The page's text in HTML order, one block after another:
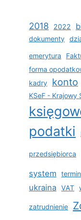
2018 2022
dokumenty
emerytura
forma
kadry
konto
KSeF - Krajowy
podatki
przedsiębiorca
system termin
ukraina VAT
zatrudnienie